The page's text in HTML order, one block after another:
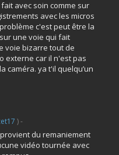
avec soin comme sur
avec les micros
c'est peut être la
une voie qui fait
voie bizarre tout de
externe car il n'est pas
caméra. ya t'il quelqu’un
) -
du remaniement
vidéo tournée avec